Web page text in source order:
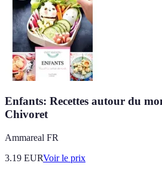
Enfants: Recettes autour du
Chivoret
Ammareal FR
3.19 EURVoir le prix